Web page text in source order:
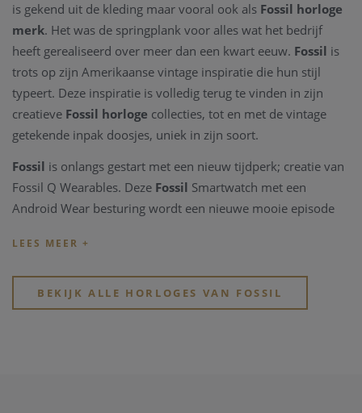
is gekend uit de kleding maar vooral ook als Fossil horloge
merk. Het was de springplank voor alles wat het bedrijf
heeft gerealiseerd over meer dan een kwart eeuw. Fossil is
trots op zijn Amerikaanse vintage inspiratie die hun stijl
typeert. Deze inspiratie is volledig terug te vinden in zijn
creatieve Fossil horloge collecties, tot en met de vintage
getekende inpak doosjes, uniek in zijn soort.
Fossil is onlangs gestart met een nieuw tijdperk; creatie van
Fossil Q Wearables. Deze Fossil Smartwatch met een
Android Wear besturing wordt een nieuwe mooie episode
ontwerp ontmoet Smart technologie! Tijd lezen kan vanaf nu
andere belangrijke meldingen, ondekken van je
lichaamsinspanningen en veel meer, dit allemaal aan de
BEKIJK ALLE HORLOGES VAN FOSSIL